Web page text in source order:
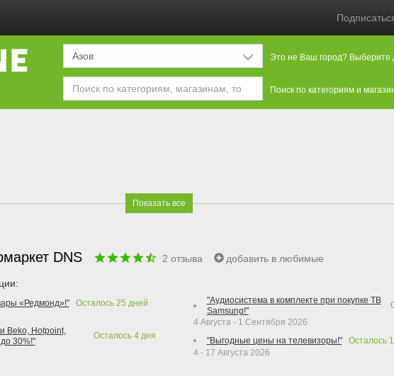
Азов Это не Ваш город? Выберите
Поиск по категориям и
Показать все
DNS 2 отзыва добавить в любимые
«Редмонд»!" Осталось 25 дней
Beko, Hotpoint,
30%!"
Осталось 4дня
"Аудиосистема в комплекте при покупке ТВ
Samsung!"
4 Августа - 1 Сентября 2026
"Выгодные цены на телевизоры!"
Осталось
4 - 17 Августа 2026